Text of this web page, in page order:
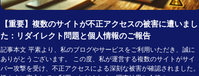
【重要】複数のサイトが不正アクセスの被害に遭いまし
た：リダイレクト問題と個人情報のご報告
記事本文 平素より、私のブログやサービスをご利用いただき、誠に
ありがとうございます。 この度、私が運営する複数のサイトがサイ
バー攻撃を受け、不正アクセスによる深刻な被害が確認されました。